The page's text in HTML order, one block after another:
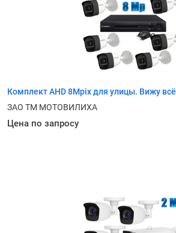
Комплект AHD 8Mpix для улицы. Вижу всё
ЗАО ТМ МОТОВИЛИХА
Цена по запросу